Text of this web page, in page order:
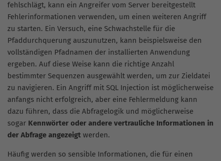
fehlschlägt, kann ein Angreifer vom Server bereitgestellt
Fehlerinformationen verwenden, um einen weiteren Angriff
zu starten. Ein Versuch, eine Schwachstelle für die
Pfaddurchquerung auszunutzen, kann beispielsweise den
vollständigen Pfadnamen der installierten Anwendung
ergeben. Auf diese Weise kann die richtige Anzahl
bestimmter Sequenzen ausgewählt werden, um zur Zieldatei
zu navigieren. Ein Angriff mit SQL Injection ist möglicherweise
anfangs nicht erfolgreich, aber eine Fehlermeldung kann
dazu führen, dass die Abfragelogik und möglicherweise
sogar Kennwörter oder andere vertrauliche Informationen in
der Abfrage angezeigt werden.
Häufig werden so sensible Informationen, die für einen